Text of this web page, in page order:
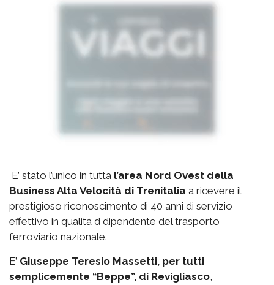
E’ stato l’unico in tutta l’area Nord Ovest della
Business Alta Velocità di Trenitalia a ricevere il
prestigioso riconoscimento di 40 anni di servizio
effettivo in qualità d dipendente del trasporto
ferroviario nazionale.
E’ Giuseppe Teresio Massetti, per tutti
semplicemente “Beppe”, di Revigliasco,